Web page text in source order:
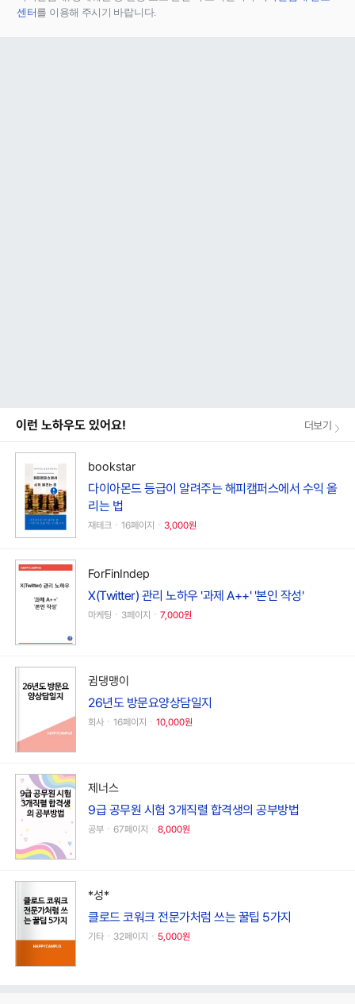
센터를 이용해 주시기 바랍니다.
이런 노하우도 있어요! 더보기
bookstar
다이아몬드 등급이 알려주는 해피캠퍼스에서 수익 올
리는 법
재테크ㆍ16페이지ㆍ 3,000원
ForFinIndep
X(Twitter) 관리 노하우 '과제 A++' '본인 작성'
마케팅ㆍ3페이지ㆍ 7,000원
귐댕맹이
26년도 방문요양상담일지
회사ㆍ16페이지ㆍ 10,000원
제너스
9급 공무원 시험 3개직렬 합격생의 공부방법
공부ㆍ67페이지ㆍ 8,000원
*성*
클로드 코워크 전문가처럼 쓰는 꿀팁 5가지
기타ㆍ32페이지ㆍ 5,000원